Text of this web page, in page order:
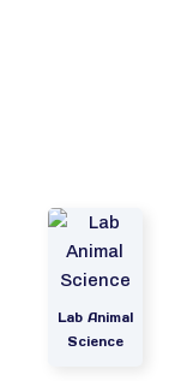
Lab Animal
Science